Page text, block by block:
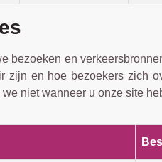
bezoeken en
zijn en hoe bezoekers zich
niet wanneer u onze site